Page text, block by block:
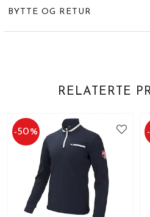
BYTTE OG RETUR
RELATERTE
-50% -